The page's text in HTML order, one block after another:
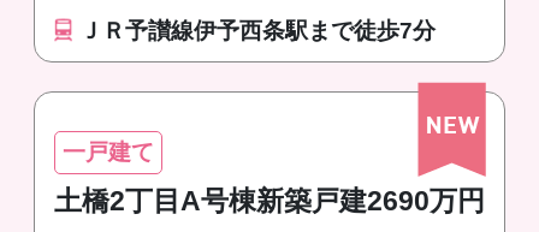
ＪＲ予讃線伊予西条駅まで徒歩7分
一戸建て
土橋2丁目A号棟新築戸建2690万円